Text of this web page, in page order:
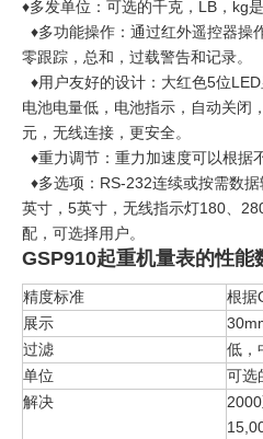
♦多发单位：可选的千克，LB，kg是
♦多功能操作：通过红外遥控器操
零跟踪，总和，过载警告和记录。
♦用户友好的设计：大红色5位
电池电量低，电池指示，自动关闭
元，无线连接，更安全。
♦重力调节：重力加速度可以根据
♦多选项：RS-232连续或按需数
英寸，5英寸，无线指示灯180、
配，可选择用户。
GSP910起重机量表的性能
精度标准
根据
展示
过滤
低，
单位
可选
解决